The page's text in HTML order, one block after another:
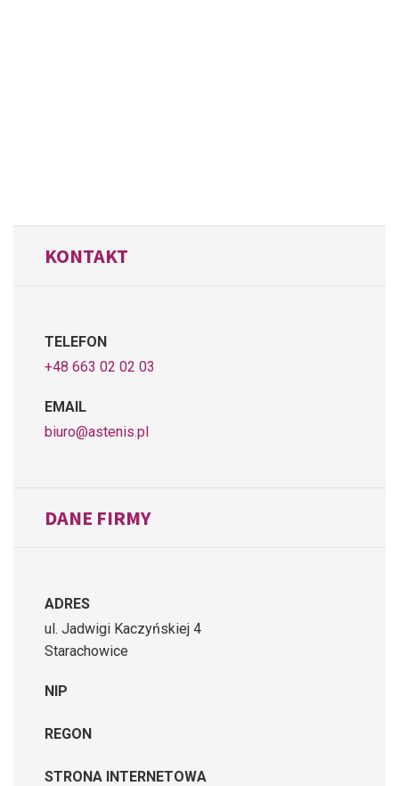
KONTAKT
TELEFON
+48 663 02 02 03
EMAIL
biuro@astenis.pl
DANE FIRMY
ADRES
ul. Jadwigi Kaczyńskiej 4
Starachowice
NIP
REGON
STRONA INTERNETOWA